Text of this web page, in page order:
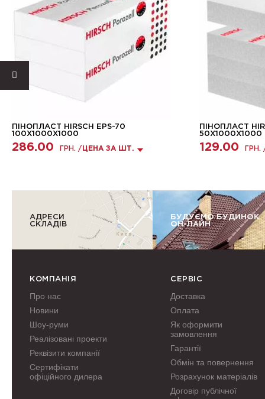
ПІНОПЛАСТ HIRSCH EPS-70
100X1000X1000
286.00 ГРН. / ЦЕНА ЗА ШТ.
ПІНОПЛАСТ
50X1000X1000
129.00 ГРН.
АДРЕСИ
СКЛАДІВ
БУДУЄМО БУДИНОК
ОН-ЛАЙН
КОМПАНІЯ
Про нас
Новини
Шоу-руми
Реалізовані проекти
Реквізити компанії
Сертифікати
офіційного дилера
СЕРВІС
Доставка
Оплата
Як оформити
замовлення
Гарантії
Обмін та повернення
Розрахунок матеріалів
Договір публічної